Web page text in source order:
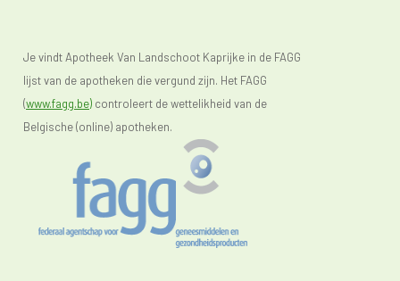
Je vindt Apotheek Van Landschoot Kaprijke in de FAGG
lijst van de apotheken die vergund zijn. Het FAGG
(www.fagg.be) controleert de wettelikheid van de
Belgische (online) apotheken.